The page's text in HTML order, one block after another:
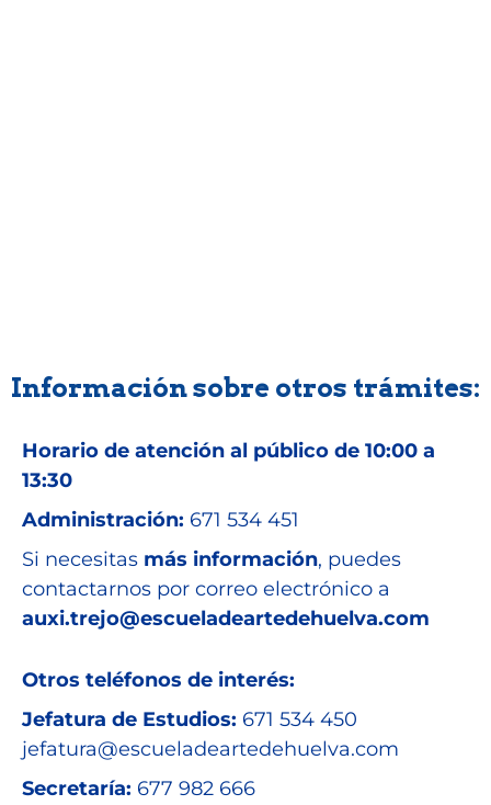
Información sobre otros trámites:
Horario de atención al público de 10:00 a
13:30
Administración: 671 534 451
Si necesitas más información, puedes
contactarnos por correo electrónico a
auxi.trejo@escueladeartedehuelva.com
Otros teléfonos de interés:
Jefatura de Estudios: 671 534 450
jefatura@escueladeartedehuelva.com
Secretaría: 677 982 666